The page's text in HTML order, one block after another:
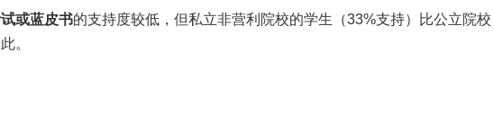
或蓝皮书的支持度较低，但私立非营利院校的学生（33%支持）比公立院校
。